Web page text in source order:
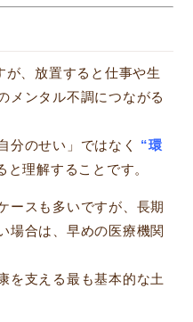
が、放置すると仕事や生
メンタル不調につながる
分のせい」ではなく “環
と理解することです。
ースも多いですが、長期
場合は、早めの医療機関
を支える最も基本的な土